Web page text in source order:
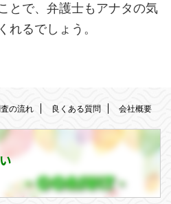
とで、弁護士もアナタの気
れるでしょう。
の流れ 良くある質問 会社概要